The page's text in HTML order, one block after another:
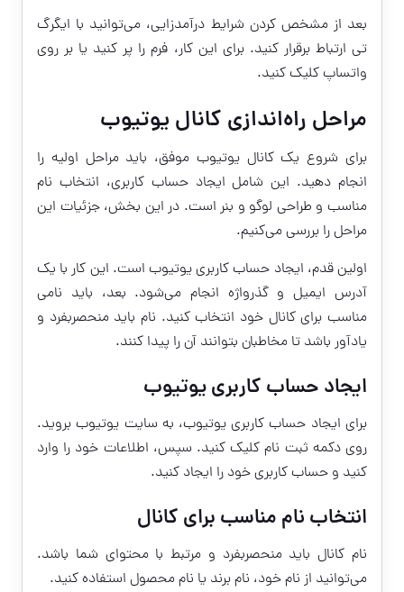
بعد از مشخص کردن شرایط درآمدزایی، می‌توانید با ایگرگ
تی ارتباط برقرار کنید. برای این کار، فرم را پر کنید یا بر روی
واتساپ کلیک کنید.
مراحل راه‌اندازی کانال یوتیوب
برای شروع یک کانال یوتیوب موفق، باید مراحل اولیه را
انجام دهید. این شامل ایجاد حساب کاربری، انتخاب نام
مناسب و طراحی لوگو و بنر است. در این بخش، جزئیات این
مراحل را بررسی می‌کنیم.
اولین قدم، ایجاد حساب کاربری یوتیوب است. این کار با یک
آدرس ایمیل و گذرواژه انجام می‌شود. بعد، باید نامی
مناسب برای کانال خود انتخاب کنید. نام باید منحصربفرد و
یادآور باشد تا مخاطبان بتوانند آن را پیدا کنند.
ایجاد حساب کاربری یوتیوب
برای ایجاد حساب کاربری یوتیوب، به سایت یوتیوب بروید.
روی دکمه ثبت نام کلیک کنید. سپس، اطلاعات خود را وارد
کنید و حساب کاربری خود را ایجاد کنید.
انتخاب نام مناسب برای کانال
نام کانال باید منحصربفرد و مرتبط با محتوای شما باشد.
می‌توانید از نام خود، نام برند یا نام محصول استفاده کنید.